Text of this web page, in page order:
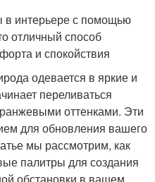
интерьере с помощью
отличный способ
и спокойствия
одевается в яркие и
переливаться
оттенками. Эти
для обновления вашего
мы рассмотрим, как
палитры для создания
обстановки в вашем